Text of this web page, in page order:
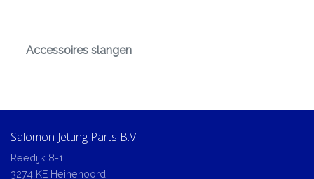
Accessoires slangen
Salomon Jetting Parts B.V.
Reedijk 8-1
3274 KE Heinenoord